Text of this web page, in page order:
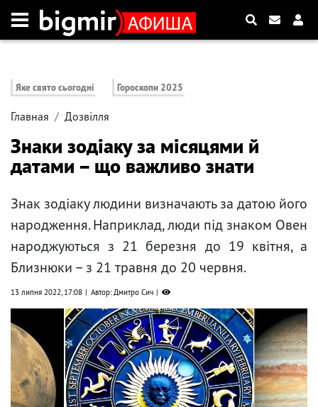
Яке свято сьогодні Гороскопи 2025
Главная Дозвілля
Знаки зодіаку за місяцями й
датами – що важливо знати
Знак зодіаку людини визначають за датою його
народження. Наприклад, люди під знаком Овен
народжуються з 21 березня до 19 квітня, а
Близнюки – з 21 травня до 20 червня.
13 липня 2022, 17:08 Автор: Дмитро Сич